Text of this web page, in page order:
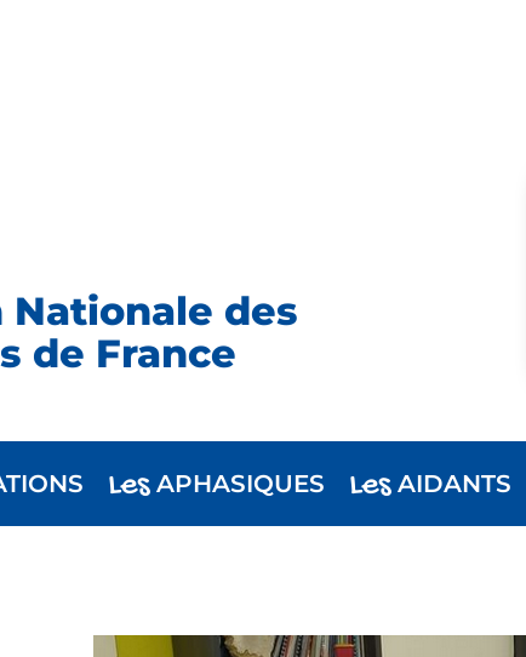
Nationale des
de France
LesAPHASIQUES LesAIDANTS